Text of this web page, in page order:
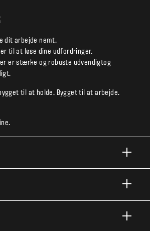
dit arbejde nemt.
til at løse dine udfordringer.
er stærke og robuste udvendigtog
til at holde. Bygget til at arbejde.